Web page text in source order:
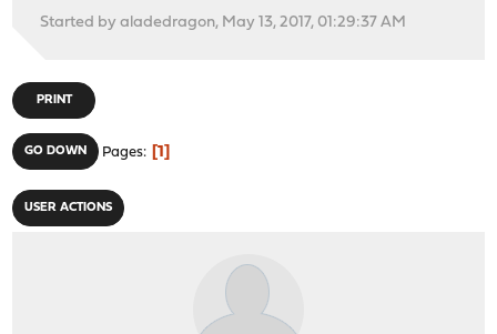
Started by aladedragon, May 13, 2017, 01:29:37 AM
PRINT
GO DOWN Pages 1
USER ACTIONS